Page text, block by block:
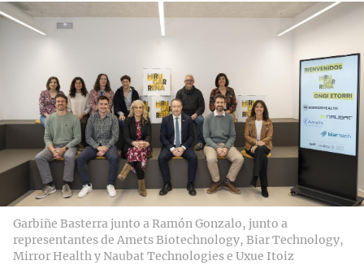
Garbiñe Basterra junto a Ramón Gonzalo, junto a
representantes de Amets Biotechnology, Biar Technology,
Mirror Health y Naubat Technologies e Uxue Itoiz